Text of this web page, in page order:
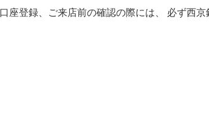
座登録、ご来店前の確認の際には、 必ず西